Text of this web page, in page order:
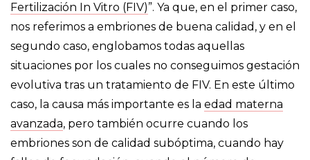
Fertilización In Vitro (FIV)”. Ya que, en el primer caso,
nos referimos a embriones de buena calidad, y en el
segundo caso, englobamos todas aquellas
situaciones por los cuales no conseguimos gestación
evolutiva tras un tratamiento de FIV. En este último
caso, la causa más importante es la edad materna
avanzada, pero también ocurre cuando los
embriones son de calidad subóptima, cuando hay